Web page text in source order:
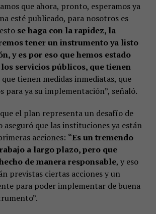
que ahora, pronto, esperamos ya
esté publicado, para nosotros es
se haga con la rapidez, la
tener un instrumento ya listo
y es por eso que hemos estado
servicios públicos, que tienen
tienen medidas inmediatas, que
para ya su implementación”, señaló.
el plan representa un desafío de
aseguró que las instituciones ya están
acciones: “Es un tremendo
a largo plazo, pero que
de manera responsable, y eso
previstas ciertas acciones y un
para poder implementar de buena